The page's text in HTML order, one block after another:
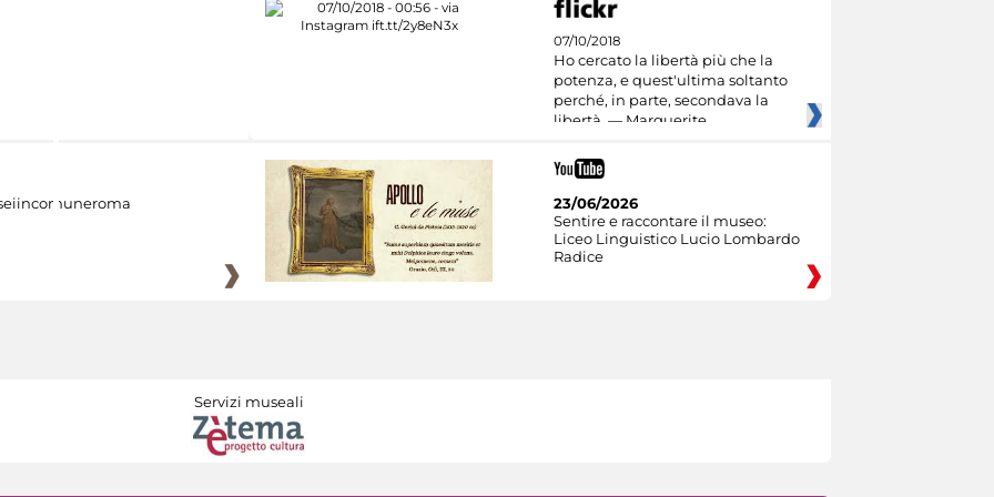
07/10/2018
Ho cercato la libertà più che la
potenza, e quest'ultima soltanto
perché, in parte, secondava la
libertà. — Marguerite
23/06/2026
Sentire e raccontare il museo:
Liceo Linguistico Lucio Lombardo
Radice
Servizi museali